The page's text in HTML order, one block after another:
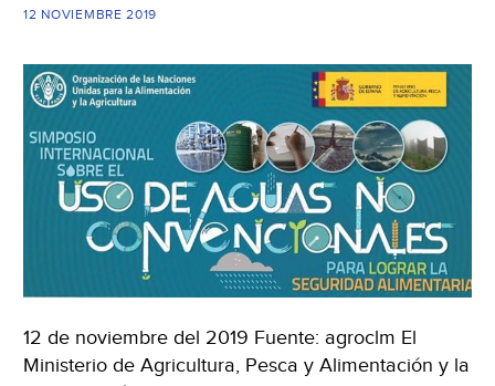
la
desalinización
de
agua
(RETEMA)
12 NOVIEMBRE 2019
12 de noviembre del 2019 Fuente: agroclm El
Ministerio de Agricultura, Pesca y Alimentación y la